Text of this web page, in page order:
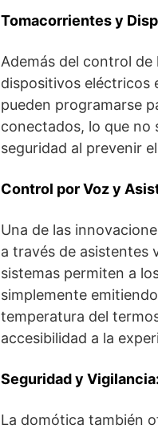
Tomacorrientes y
Además del control
dispositivos eléctricos
pueden programarse
conectados, lo que no
seguridad al prevenir
Control por Voz y
Una de las
a través de asistentes
sistemas permiten a
simplemente
temperatura del
accesibilidad a la
Seguridad y Vigilancia:
La domótica también